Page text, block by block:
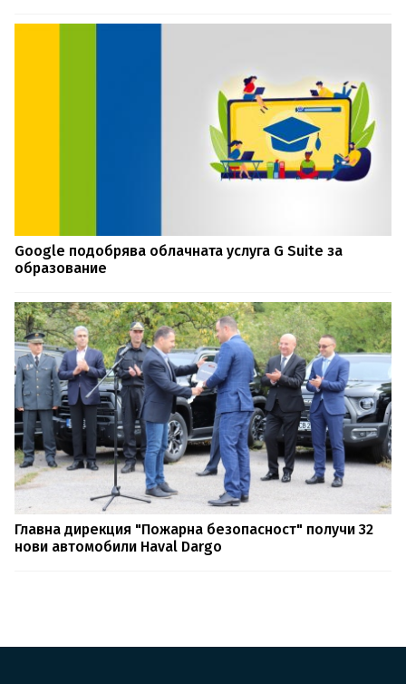
Google подобрява облачната услуга G Suite за
образование
Главна дирекция "Пожарна безопасност" получи 32
нови автомобили Haval Dargo